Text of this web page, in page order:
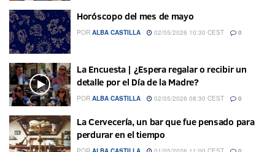
Horóscopo del mes de mayo
POR ALBA CASTILLA 02/05/2026 10:30 CEST 0
La Encuesta | ¿Espera regalar o recibir un
detalle por el Día de la Madre?
POR ALBA CASTILLA 02/05/2026 08:30 CEST 0
La Cervecería, un bar que fue pensado para
perdurar en el tiempo